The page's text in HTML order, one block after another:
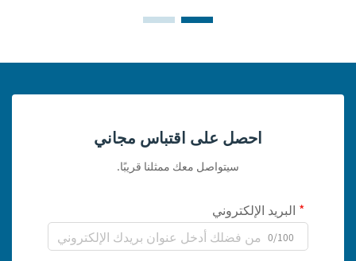
احصل على اقتباس مجاني
سيتواصل معك ممثلنا قريبًا.
البريد الإلكتروني
0/100